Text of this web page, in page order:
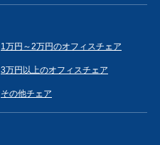
1万円～2万円のオフィスチェア
3万円以上のオフィスチェア
その他チェア